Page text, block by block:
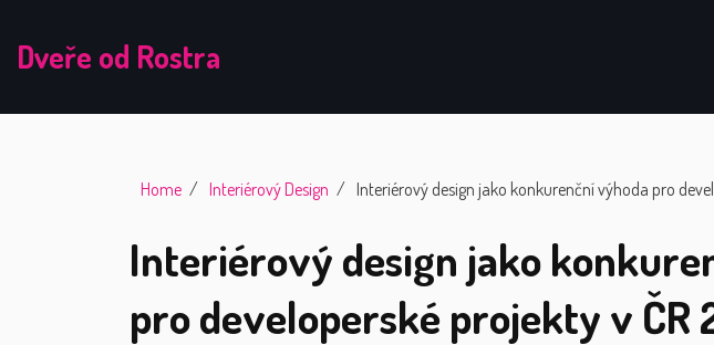
Dveře od Rostra
Home Interiérový Design Interiérový design jako konkurenční výhoda pro
Interiérový design jako
pro developerské projekty v ČR